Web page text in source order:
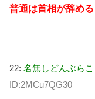
普通は首相が辞め
22: 名無しどんぶらこ
ID:2MCu7QG30